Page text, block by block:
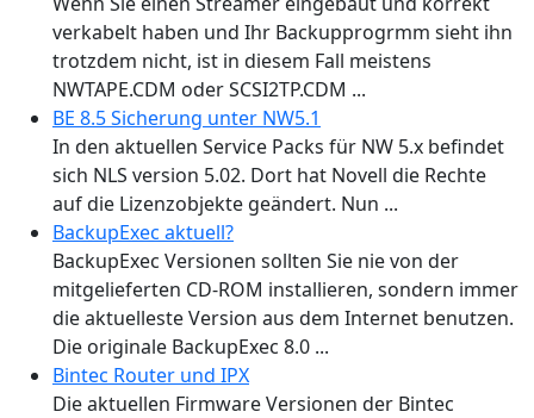
verkabelt haben und Ihr Backupprogrmm sieht ihn
trotzdem nicht, ist in diesem Fall meistens
NWTAPE.CDM oder SCSI2TP.CDM ...
BE 8.5 Sicherung unter NW5.1
In den aktuellen Service Packs für NW 5.x befindet
sich NLS version 5.02. Dort hat Novell die Rechte
auf die Lizenzobjekte geändert. Nun ...
BackupExec aktuell?
BackupExec Versionen sollten Sie nie von der
mitgelieferten CD-ROM installieren, sondern immer
die aktuelleste Version aus dem Internet benutzen.
Die originale BackupExec 8.0 ...
Bintec Router und IPX
Die aktuellen Firmware Versionen der Bintec